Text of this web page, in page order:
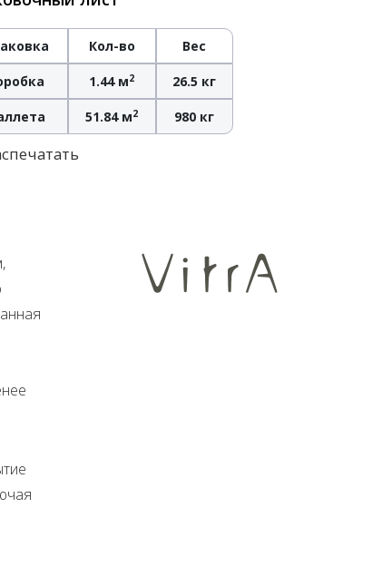
Кол-во Вес
1.44 м2 26.5 кг
51.84 м2 980 кг